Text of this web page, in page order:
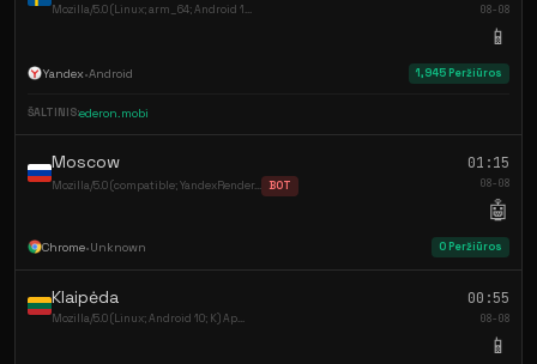
Mozilla/5.0 (Linux; arm_64; Android 1... 08-08
📱
Yandex•Android 1,945 Peržiūros
ŠALTINIS:ederon.mobi
Moscow
Mozilla/5.0 (compatible; YandexRender... BOT
01:15
08-08
🤖
Chrome•Unknown 0 Peržiūros
Klaipėda
Mozilla/5.0 (Linux; Android 10; K) Ap...
00:55
08-08
📱